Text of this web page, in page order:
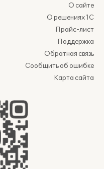
О сайте
О решениях 1С
Прайс-лист
Поддержка
Обратная связь
Сообщить об ошибке
Карта сайта